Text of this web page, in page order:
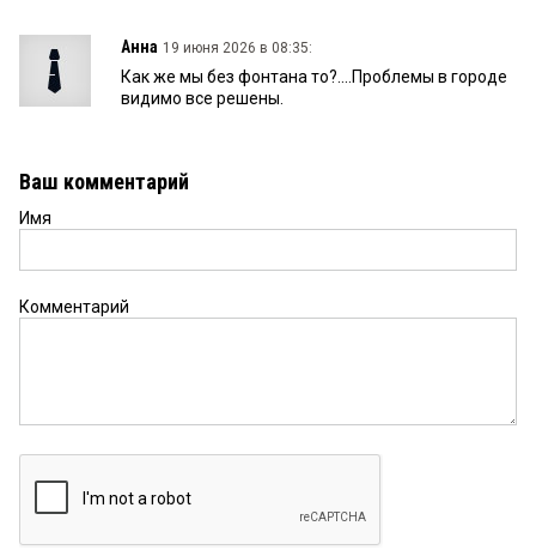
Анна 19 июня 2026 в 08:35:
Как же мы без фонтана то?....Проблемы в городе
видимо все решены.
Ваш комментарий
Имя
Комментарий